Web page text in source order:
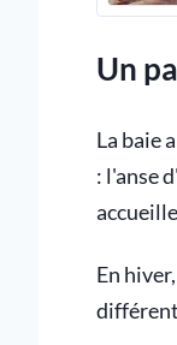
Un
La baie
: l'anse
En